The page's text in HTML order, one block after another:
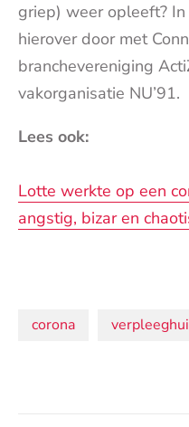
griep) weer opleeft?
hierover door met
branchevereniging
vakorganisatie NU’91.
Lees ook:
Lotte werkte op een
angstig, bizar en
corona